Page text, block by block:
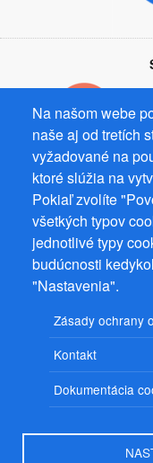
Na našom webe
naše aj od tretích
vyžadované na
ktoré slúžia na
Pokiaľ zvolíte
všetkých typov
jednotlivé typy
budúcnosti
"Nastavenia".
Zásady ochrany
Kontakt
Dokumentácia
Prevádzkovateľ: Mgr.
22 Ostrov, IČ
©